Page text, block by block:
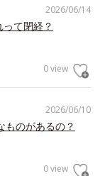
2026/06/14
て閉経？
0 view
2026/06/10
ものがあるの？
0 view